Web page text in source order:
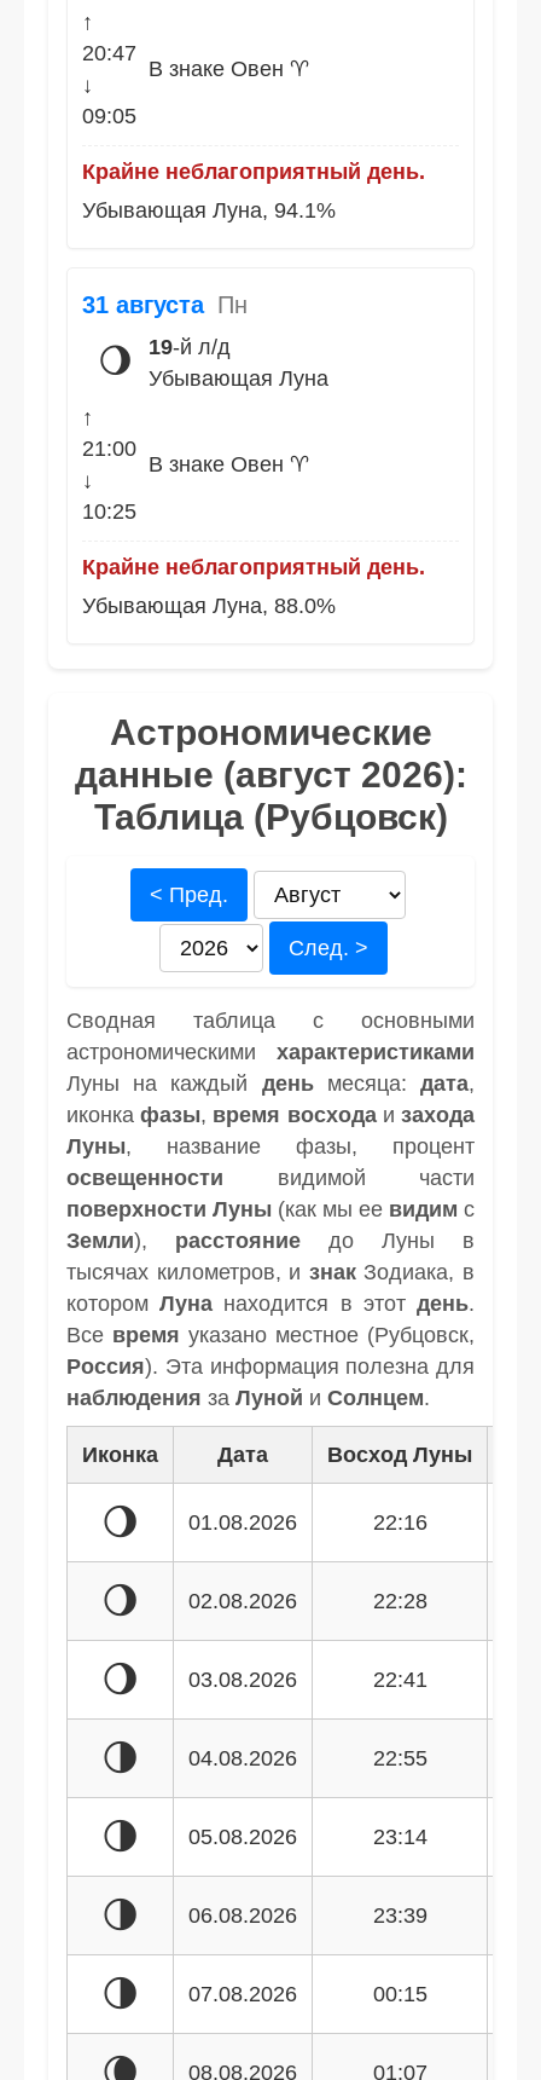
↑
20:47
↓
09:05
В знаке Овен ♈
Крайне неблагоприятный день.
Убывающая Луна, 94.1%
31 августа Пн
🌖 19-й л/д
Убывающая Луна
↑
21:00
↓
10:25
В знаке Овен ♈
Крайне неблагоприятный день.
Убывающая Луна, 88.0%
Астрономические
данные (август 2026):
Таблица (Рубцовск)
< Пред.
След. >
Сводная таблица с основными
астрономическими характеристиками
Луны на каждый деньмесяца:дата,
иконкафазы, время восходаизахода
Луны, название фазы, процент
освещенности видимой части
поверхности Луны (как мы ее видим с
Земли), расстояние до Луны в
тысячах километров, и знакЗодиака, в
которомЛуна находится в этотдень.
Все время указано местное (Рубцовск,
Россия). Эта информация полезна для
наблюдения за Луной и Солнцем.
Иконка Дата Восход Луны
🌖 01.08.2026 22:16
🌖 02.08.2026 22:28
🌖 03.08.2026 22:41
🌗 04.08.2026 22:55
🌗 05.08.2026 23:14
🌗 06.08.2026 23:39
🌗 07.08.2026 00:15
08.08.2026 01:07